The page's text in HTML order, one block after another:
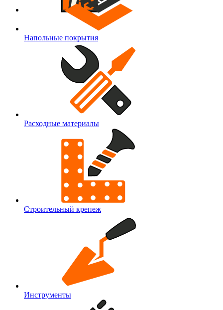
Напольные покрытия
Расходные материалы
Строительный крепеж
Инструменты